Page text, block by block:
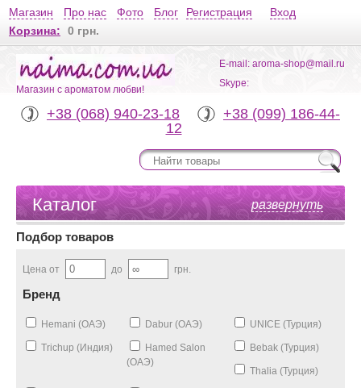
Магазин Про нас Фото Блог Регистрация
Вход
Корзина:
0 грн.
Магазин с ароматом любви!
+38 (068) 940-23-18
+38 (099) 186-44-
12
E-mail: aroma-shop@mail.ru
Skype:
развернуть
Каталог
Подбор товаров
Цена от до грн.
Бренд
Hemani (ОАЭ) Dabur (ОАЭ) UNICE (Турция)
Trichup (Индия)
Hamed Salon
(ОАЭ)
Bebak (Турция)
Thalia (Турция)